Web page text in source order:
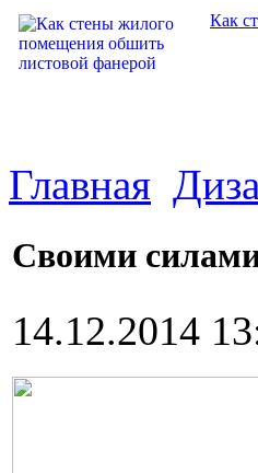
Как
Главная
Своими
14.12.2014